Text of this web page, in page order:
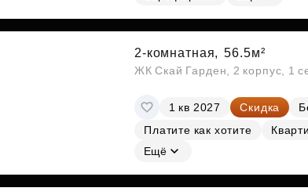
2-комнатная, 56.5м²
ЖК Скай Гарден, 2 корпус, 1
1 кв 2027 Скидка
Платите как хотите
Ещё